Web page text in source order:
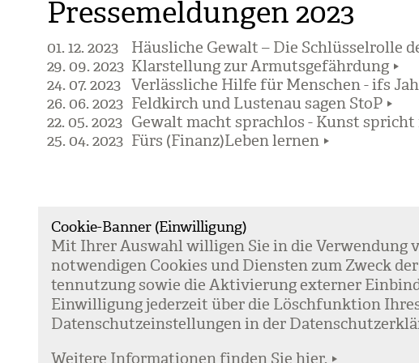
Cookie-Banner (Einwilligung)
Mit Ihrer Aus­wahl wil­li­gen Sie in die Ver­wen­dung
not­wen­di­gen Coo­kies und Diens­ten zum Zweck
ten­nut­zung sowie die Akti­vie­rung exter­ner
Ein­wil­li­gung jeder­zeit über die Lösch­funk­tion
Daten­schutz­ein­stel­lun­gen in der
Pressemeldungen 2023
01. 12. 2023
Häusliche Gewalt – Die Schlüsselrolle
29. 09. 2023 Klarstellung zur Armutsgefährdung
24. 07. 2023 Verlässliche Hilfe für Menschen - ifs
26. 06. 2023 Feldkirch und Lustenau sagen StoP
22. 05. 2023 Gewalt macht sprachlos - Kunst
25. 04. 2023 Fürs (Finanz)Leben lernen
Kontakt
Kommunikation & Marketing
Home
Presse